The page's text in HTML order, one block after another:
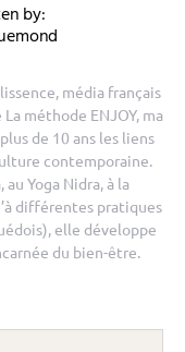
by:
média français
méthode ENJOY, ma
de 10 ans les liens
contemporaine.
Yoga Nidra, à la
différentes pratiques
elle développe
du bien-être.